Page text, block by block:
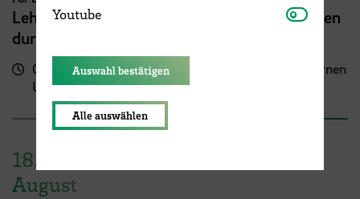
Lehrveranstaltungsplanung mit KI. Zeit sparen
durch digitale Tools
09:00 - 13:00
Uhr
Zentrum für Lehren und Lernen
(ZLL)
18.
August
Youtube Youtube
Auswahl bestätigen
Alle auswählen